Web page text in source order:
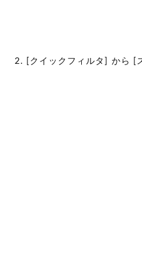
[クイックフィルタ] から [